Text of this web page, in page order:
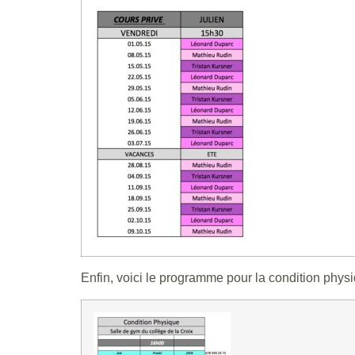
Enfin, voici le programme pour la condition